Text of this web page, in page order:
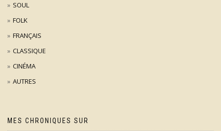
SOUL
FOLK
FRANÇAIS
CLASSIQUE
CINÉMA
AUTRES
MES CHRONIQUES SUR